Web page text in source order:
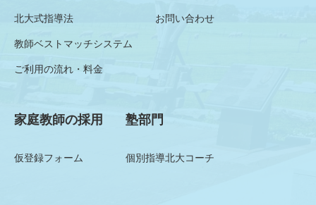
北大式指導法
教師ベストマッチシステム
ご利用の流れ・料金
お問い合わせ
家庭教師の採用
仮登録フォーム
塾部門
個別指導北大コーチ